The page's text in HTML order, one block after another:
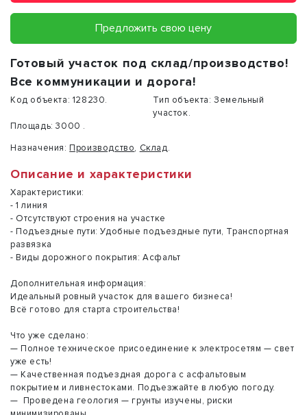
Предложить свою цену
Готовый участок под склад/производство!
Все коммуникации и дорога!
Код объекта: 128230. Тип объекта: Земельный
участок.
Площадь: 3000 .
Назначения: Производство, Склад.
Описание и характеристики
Характеристики:
- 1 линия
- Отсутствуют строения на участке
- Подъездные пути: Удобные подъездные пути, Транспортная
развязка
- Виды дорожного покрытия: Асфальт
Дополнительная информация:
Идеальный ровный участок для вашего бизнеса!
Всё готово для старта строительства!
Что уже сделано:
— Полное техническое присоединение к электросетям — свет
уже есть!
— Качественная подъездная дорога с асфальтовым
покрытием и ливнестоками. Подъезжайте в любую погоду.
— Проведена геология — грунты изучены, риски